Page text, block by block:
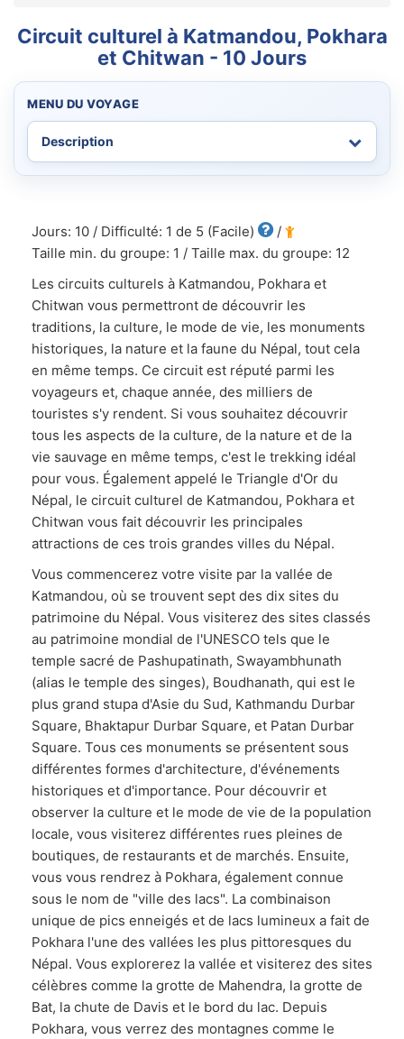
Circuit culturel à Katmandou, Pokhara
et Chitwan - 10 Jours
MENU DU VOYAGE
Jours: 10 / Difficulté: 1 de 5 (Facile)
/
Taille min. du groupe: 1 / Taille max. du groupe: 12
Les circuits culturels à Katmandou, Pokhara et
Chitwan vous permettront de découvrir les
traditions, la culture, le mode de vie, les monuments
historiques, la nature et la faune du Népal, tout cela
en même temps. Ce circuit est réputé parmi les
voyageurs et, chaque année, des milliers de
touristes s'y rendent. Si vous souhaitez découvrir
tous les aspects de la culture, de la nature et de la
vie sauvage en même temps, c'est le trekking idéal
pour vous. Également appelé le Triangle d'Or du
Népal, le circuit culturel de Katmandou, Pokhara et
Chitwan vous fait découvrir les principales
attractions de ces trois grandes villes du Népal.
Vous commencerez votre visite par la vallée de
Katmandou, où se trouvent sept des dix sites du
patrimoine du Népal. Vous visiterez des sites classés
au patrimoine mondial de l'UNESCO tels que le
temple sacré de Pashupatinath, Swayambhunath
(alias le temple des singes), Boudhanath, qui est le
plus grand stupa d'Asie du Sud, Kathmandu Durbar
Square, Bhaktapur Durbar Square, et Patan Durbar
Square. Tous ces monuments se présentent sous
différentes formes d'architecture, d'événements
historiques et d'importance. Pour découvrir et
observer la culture et le mode de vie de la population
locale, vous visiterez différentes rues pleines de
boutiques, de restaurants et de marchés. Ensuite,
vous vous rendrez à Pokhara, également connue
sous le nom de "ville des lacs". La combinaison
unique de pics enneigés et de lacs lumineux a fait de
Pokhara l'une des vallées les plus pittoresques du
Népal. Vous explorerez la vallée et visiterez des sites
célèbres comme la grotte de Mahendra, la grotte de
Bat, la chute de Davis et le bord du lac. Depuis
Pokhara, vous verrez des montagnes comme le